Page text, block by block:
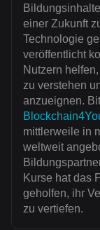
einer Zukunft
Technologie
veröffentlicht
Nutzern
zu verstehen
anzueignen.
mittlerweile in
weltweit
Kurse hat das
geholfen, ihr
zu vertiefen.